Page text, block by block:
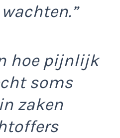
hoe pijnlijk
soms
zaken